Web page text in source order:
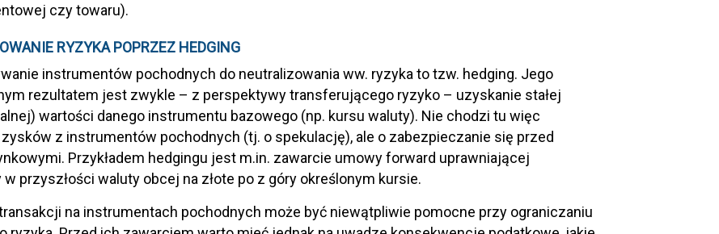
czy towaru).
RYZYKA POPRZEZ HEDGING
instrumentów pochodnych do neutralizowania ww. ryzyka to tzw. hedging. Jego
rezultatem jest zwykle – z perspektywy transferującego ryzyko – uzyskanie stałej
wartości danego instrumentu bazowego (np. kursu waluty). Nie chodzi tu więc
z instrumentów pochodnych (tj. o spekulację), ale o zabezpieczanie się przed
Przykładem hedgingu jest m.in. zawarcie umowy forward uprawniającej
w przyszłości waluty obcej na złote po z góry określonym kursie.
na instrumentach pochodnych może być niewątpliwie pomocne przy ograniczaniu